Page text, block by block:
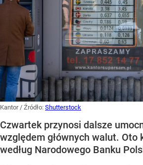
Kantor / Źródło: Shutterstock
Czwartek przynosi dalsze
względem głównych walut. Oto
według Narodowego Banku